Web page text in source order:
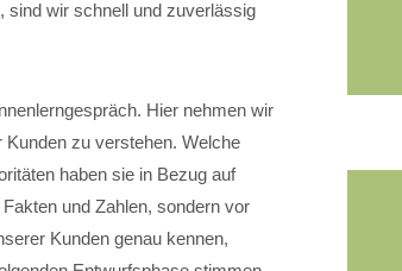
sind wir schnell und zuverlässig
Hier nehmen wir
zu verstehen. Welche
haben sie in Bezug auf
und Zahlen, sondern vor
Kunden genau kennen,